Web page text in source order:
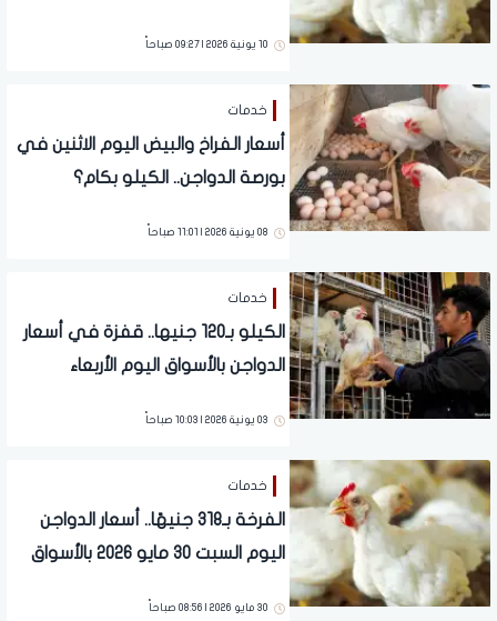
10 يونية 2026 | 09:27 صباحاً
خدمات
أسعار الفراخ والبيض اليوم الاثنين في
بورصة الدواجن.. الكيلو بكام؟
08 يونية 2026 | 11:01 صباحاً
خدمات
الكيلو بـ120 جنيها.. قفزة في أسعار
الدواجن بالأسواق اليوم الأربعاء
03 يونية 2026 | 10:03 صباحاً
خدمات
الفرخة بـ318 جنيهًا.. أسعار الدواجن
اليوم السبت 30 مايو 2026 بالأسواق
30 مايو 2026 | 08:56 صباحاً